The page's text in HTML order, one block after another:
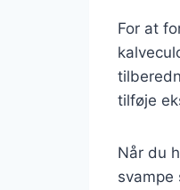
For at
tilføje
Når du
svampe